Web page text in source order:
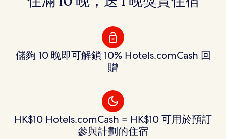
靈活使用獎賞。
儲夠 10 晚即可解鎖 10% Hotels.comCash 回
贈
HK$10 Hotels.comCash = HK$10 可用於預訂
參與計劃的住宿